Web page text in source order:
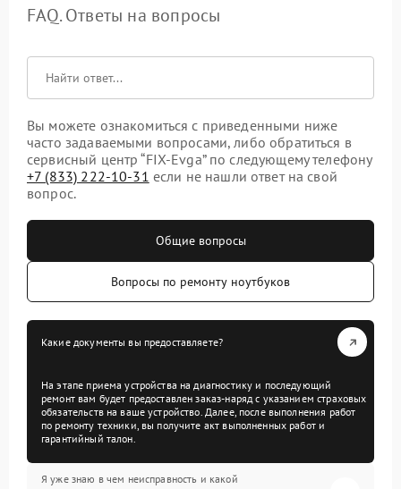
FAQ. Ответы на вопросы
Вы можете ознакомиться с приведенными ниже
часто задаваемыми вопросами, либо обратиться в
сервисный центр “FIX-Evga” по следующему телефону
+7 (833) 222-10-31 если не нашли ответ на свой
вопрос.
Общие вопросы
Вопросы по ремонту ноутбуков
Какие документы вы предоставляете?
На этапе приема устройства на диагностику и последующий
ремонт вам будет предоставлен заказ-наряд с указанием страховых
обязательств на ваше устройство. Далее, после выполнения работ
по ремонту техники, вы получите акт выполненных работ и
гарантийный талон.
Я уже знаю в чем неисправность и какой